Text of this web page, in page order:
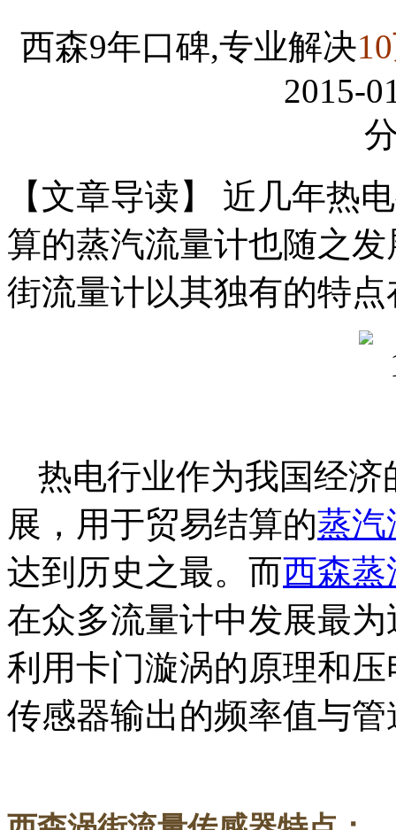
西森9年口碑,专业解决
2015-
【文章导读】 近几年热
算的蒸汽流量计也随之
街流量计以其独有的特
热电行业作为我国经
展，用于贸易结算的蒸汽
达到历史之最。而西森蒸
在众多流量计中发展最为
利用卡门漩涡的原理和
传感器输出的频率值与